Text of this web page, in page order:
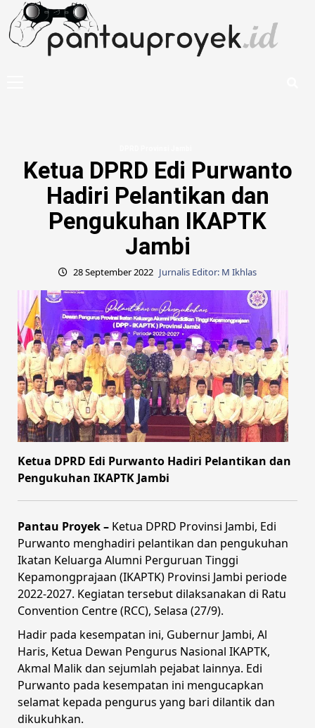
content
Ketua DPRD Edi Purwanto
Hadiri Pelantikan dan
Pengukuhan IKAPTK
Jambi
28 September 2022 Jurnalis Editor: M Ikhlas
Ketua DPRD Edi Purwanto Hadiri Pelantikan dan
Pengukuhan IKAPTK Jambi
Pantau Proyek – Ketua DPRD Provinsi Jambi, Edi
Purwanto menghadiri pelantikan dan pengukuhan
Ikatan Keluarga Alumni Perguruan Tinggi
Kepamongprajaan (IKAPTK) Provinsi Jambi periode
2022-2027. Kegiatan tersebut dilaksanakan di Ratu
Convention Centre (RCC), Selasa (27/9).
Hadir pada kesempatan ini, Gubernur Jambi, Al
Haris, Ketua Dewan Pengurus Nasional IKAPTK,
Akmal Malik dan sejumlah pejabat lainnya. Edi
Purwanto pada kesempatan ini mengucapkan
selamat kepada pengurus yang bari dilantik dan
dikukuhkan.